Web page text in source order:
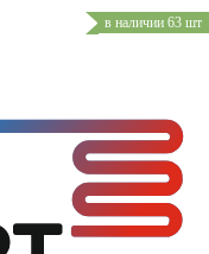
в наличии 63 шт